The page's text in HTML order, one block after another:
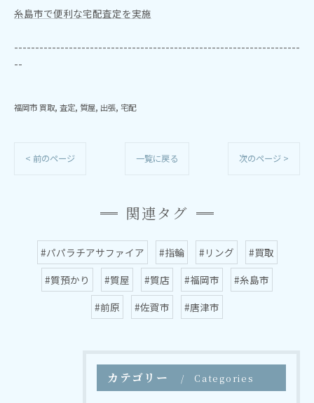
糸島市で便利な宅配査定を実施
--------------------------------------------------------------------
--
福岡市 買取 査定 質屋 出張 宅配
< 前のページ 一覧に戻る 次のページ >
関連タグ
#パパラチアサファイア #指輪 #リング
#買取
#質預かり
#質屋 #質店 #福岡市
#糸島市
#前原
#佐賀市 #唐津市
カテゴリー Categories